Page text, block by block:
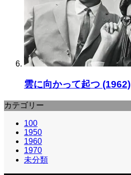
雲に向かって起つ (1962)
カテゴリー
100
1950
1960
1970
未分類